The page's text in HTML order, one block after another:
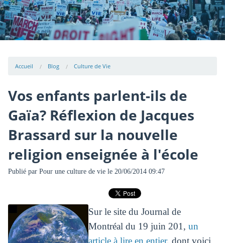
Accueil Blog Culture de Vie
Vos enfants parlent-ils de
Gaïa? Réflexion de Jacques
Brassard sur la nouvelle
religion enseignée à l'école
Publié par Pour une culture de viele 20/06/2014 09:47
Sur le site du Journal de
Montréal du 19 juin 201, un
article à lire en entier, dont voici